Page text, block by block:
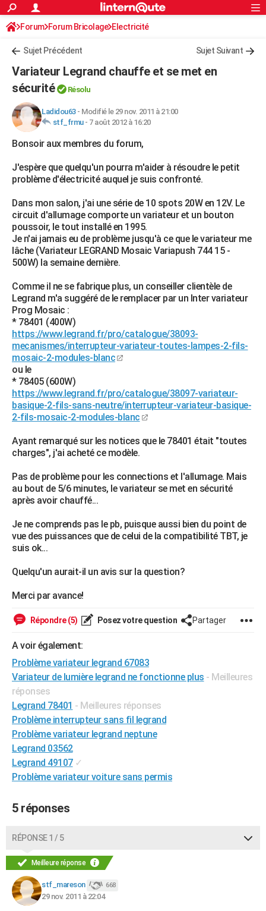
ACTUALITÉS
Politique
Société
Faits Divers
Education
Monde
Villes
+
Programme TV
Streaming
Cinéma
Sorties cinéma
Musique
FINANCE
Retraite
Impôts
Epargne
Immobilier
Risques naturels par ville
Banque
Assurance
Crédit
AUTO
Essais
Réserver un essai
Citadines
Berlines
SUV
Forum auto
HIGH-TECH
Forum
Aménagement intérieur
Extérieur
Cuisine
Salle de bains
Jardinage
Rangement
WEEK-END
Guides de France
Escapades
Patrimoine
Expositions
Musées
Week-end nature
+LIFESTYLE
Art de vivre
Bien-être
Loisirs
Mode
Modes de vie
SANTE
Alimentation
Guide de la santé
Maladies
Médicaments
Sommeil
VOYAGE
PHOTO
GUIDES D'ACHAT
BONS PLANS
CARTE DE VOEUX
Carte de Noël
Carte Bonne année
Carte Saint-Valentin
Carte Pâques
Carte d'anniversaire
DICTIONNAIRE
Dictionnaire
Biographies
Citations
Expressions
Proverbes
PROGRAMME TV
S'inscrire
Se connecter
Lycées
Collèges
Primaires
Universités
Entreprises
Service militaire
Avis de recherche
AVIS DE DÉCÈS
FORUM
Bricolage
Lifestyle
Culture
Sport
Auto
Television
Voyage
Cinema
S'inscrire
Connexion
Forum Forum Bricolage Electricité
Sujet Précédent Sujet Suivant
Variateur Legrand chauffe et se met en
sécurité
Résolu
Ladidou63- Modifié le 29 nov. 2011 à 21:00
stf_frmu- 7 août 2012 à 16:20
Bonsoir aux membres du forum,
J'espère que quelqu'un pourra m'aider à résoudre le petit
problème d'électricité auquel je suis confronté.
Dans mon salon, j'ai une série de 10 spots 20W en 12V. Le
circuit d'allumage comporte un variateur et un bouton
poussoir, le tout installé en 1995.
Je n'ai jamais eu de problème jusqu'à ce que le variateur me
lâche (Variateur LEGRAND Mosaic Variapush 744 15 -
500W) la semaine dernière.
Comme il ne se fabrique plus, un conseiller clientèle de
Legrand m'a suggéré de le remplacer par un Inter variateur
Prog Mosaic :
* 78401 (400W)
https://www.legrand.fr/pro/catalogue/38093-
mecanismes/interrupteur-variateur-toutes-lampes-2-fils-
mosaic-2-modules-blanc
ou le
* 78405 (600W)
https://www.legrand.fr/pro/catalogue/38097-variateur-
basique-2-fils-sans-neutre/interrupteur-variateur-basique-
2-fils-mosaic-2-modules-blanc
Ayant remarqué sur les notices que le 78401 était "toutes
charges", j'ai acheté ce modèle.
Pas de problème pour les connections et l'allumage. Mais
au bout de 5/6 minutes, le variateur se met en sécurité
après avoir chauffé...
Je ne comprends pas le pb, puisque aussi bien du point de
vue des puissances que de celui de la compatibilité TBT, je
suis ok...
Quelqu'un aurait-il un avis sur la question?
Merci par avance!
Répondre (5) Posez votre question Partager
A voir également:
Problème variateur legrand 67083
Variateur de lumière legrand ne fonctionne plus - Meilleures
réponses
Legrand 78401 - Meilleures réponses
Problème interrupteur sans fil legrand
Problème variateur legrand neptune
Legrand 03562
Legrand 49107 ✓
Problème variateur voiture sans permis
5 réponses
RÉPONSE 1 / 5
Meilleure réponse
stf_mareson 668
29 nov. 2011 à 22:04